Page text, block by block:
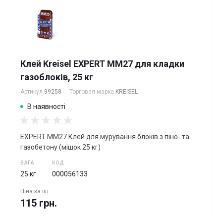
Клей Kreisel EXPERT ММ27 для кладки
газоблоків, 25 кг
Артикул 99258 Торговая марка KREISEL
В наявності
EXPERT ММ27 Клей для мурування блоків з піно- та
газобетону (мішок 25 кг)
ВАГА
25 кг
КОД
000056133
Ціна за шт
115 грн.